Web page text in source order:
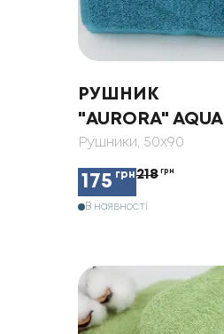
РУШНИК
"AURORA" AQUA
Рушники, 50x90
175 грн218 грн
В наявності